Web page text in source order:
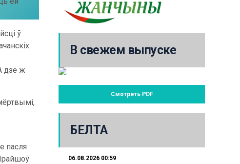
ў
дзе ж
пасля
В свежем выпуске
Смотреть PDF
БЕЛТА
06.08.2026 00:59